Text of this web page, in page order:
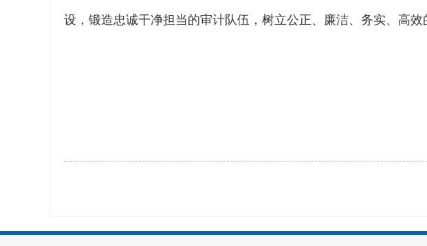
设，锻造忠诚干净担当的审计队伍，树立公正、廉洁、务实、高